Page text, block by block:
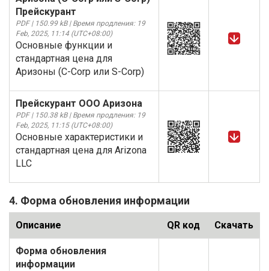
Прейскурант
PDF | 150.99 kB | Время продления: 19
Feb, 2025, 11:14 (UTC+08:00)
Основные функции и
стандартная цена для
Аризоны (C-Corp или S-Corp)
Прейскурант ООО Аризона
PDF | 150.38 kB | Время продления: 19
Feb, 2025, 11:15 (UTC+08:00)
Основные характеристики и
стандартная цена для Arizona
LLC
4. Форма обновления информации
Описание QR код Скачать
Форма обновления
информации